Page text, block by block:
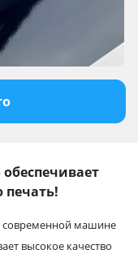
печать!
машине
высокое качество